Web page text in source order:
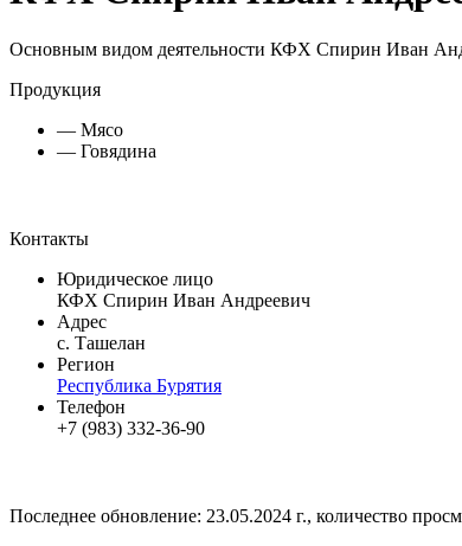
Основным видом деятельности КФХ Спирин Иван
Продукция
— Мясо
— Говядина
Контакты
Юридическое лицо
КФХ Спирин Иван Андреевич
Адрес
с. Ташелан
Регион
Республика Бурятия
Телефон
+7 (983) 332-36-90
Последнее обновление: 23.05.2024 г., количество